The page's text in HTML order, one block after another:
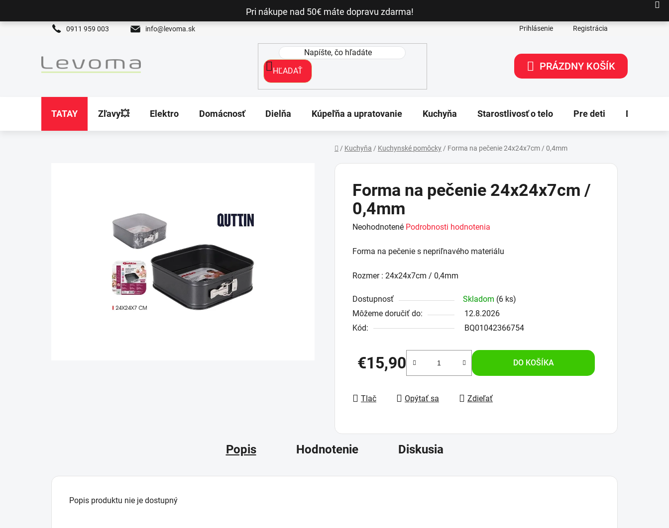
Pri nákupe nad 50€ máte dopravu zdarma!
0911 959 003 info@levoma.sk Prihlásenie Registrácia
HĽADAŤ
NÁKUPNÝ
PRÁZDNY KOŠÍK
TATAY Zľavy💥 Elektro Domácnosť Dielňa Kúpeľňa a upratovanie Kuchyňa Starostlivosť o telo Pre deti Dekorácie
/ Kuchyňa / Kuchynské pomôcky / Forma na pečenie 24x24x7cm / 0,4mm
Forma na pečenie 24x24x7cm /
0,4mm
Priemerné
produktu
0,0
z
Neohodnotené Podrobnosti hodnotenia
Forma na pečenie s nepriľnavého materiálu
Rozmer : 24x24x7cm / 0,4mm
Dostupnosť Skladom (6 ks)
Môžeme doručiť do:
12.8.2026
Kód:
BQ01042366754
€15,90
Jednotková cena:
DO KOŠÍKA
Tlač Opýtať sa Zdieľať
Popis Hodnotenie Diskusia
Popis produktu nie je dostupný